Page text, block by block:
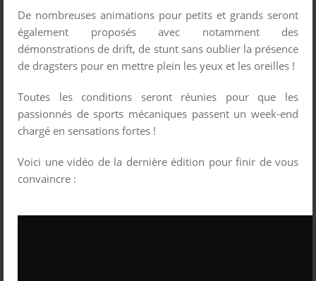
De nombreuses animations pour petits et grands seront
également proposés avec notamment des
démonstrations de drift, de stunt sans oublier la présence
de dragsters pour en mettre plein les yeux et les oreilles !
Toutes les conditions seront réunies pour que les
passionnés de sports mécaniques passent un week-end
chargé en sensations fortes !
Voici une vidéo de la dernière édition pour finir de vous
convaincre :